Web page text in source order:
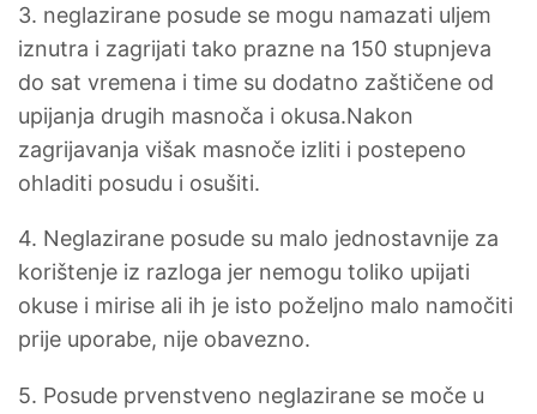
3. neglazirane posude se mogu namazati uljem
iznutra i zagrijati tako prazne na 150 stupnjeva
do sat vremena i time su dodatno zaštičene od
upijanja drugih masnoča i okusa.Nakon
zagrijavanja višak masnoče izliti i postepeno
ohladiti posudu i osušiti.
4. Neglazirane posude su malo jednostavnije za
korištenje iz razloga jer nemogu toliko upijati
okuse i mirise ali ih je isto poželjno malo namočiti
prije uporabe, nije obavezno.
5. Posude prvenstveno neglazirane se moče u